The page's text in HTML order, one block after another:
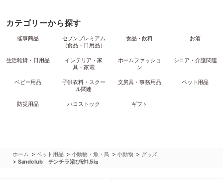
カテゴリーから探す
催事商品
セブンプレミアム
（食品・日用品）
食品・飲料 お酒
生活雑貨・日用品
インテリア・家
具・家電
ホームファッショ
ン
シニア・介護関連
ベビー用品
子供衣料・スクー
ル関連
文房具・事務用品 ペット用品
防災用品 ハコストック ギフト
ホーム >ペット用品 > 小動物・魚・鳥 >小動物 > グッズ
> Sandclub チンチラ浴び砂1.5㎏